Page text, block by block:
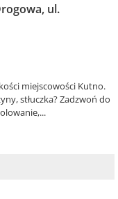
ul.
miejscowości Kutno.
stłuczka? Zadzwoń do